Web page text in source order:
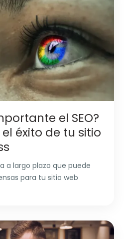
el SEO?
éxito de tu sitio
a largo plazo que puede
para tu sitio web